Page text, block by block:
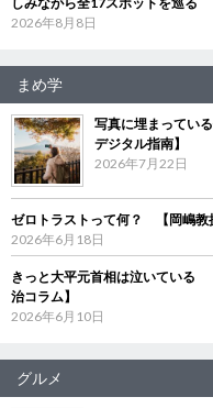
2026年8月8日
まめ学
写真に埋まってい
デジタル指南】
2026年7月22日
ゼロトラストって何？ 【岡嶋教
2026年6月18日
きっと大平元首相は泣いている
治コラム】
2026年6月10日
グルメ